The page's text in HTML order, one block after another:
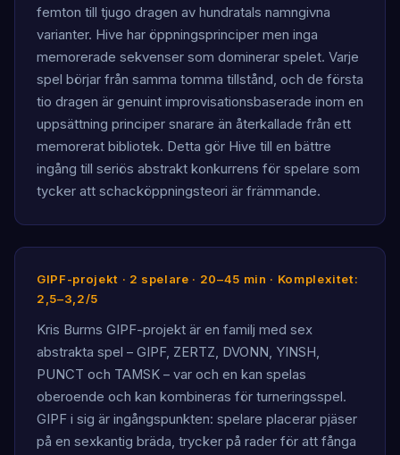
femton till tjugo dragen av hundratals namngivna
varianter. Hive har öppningsprinciper men inga
memorerade sekvenser som dominerar spelet. Varje
spel börjar från samma tomma tillstånd, och de första
tio dragen är genuint improvisationsbaserade inom en
uppsättning principer snarare än återkallade från ett
memorerat bibliotek. Detta gör Hive till en bättre
ingång till seriös abstrakt konkurrens för spelare som
tycker att schacköppningsteori är främmande.
GIPF-projekt · 2 spelare · 20–45 min · Komplexitet:
2,5–3,2/5
Kris Burms GIPF-projekt är en familj med sex
abstrakta spel – GIPF, ZERTZ, DVONN, YINSH,
PUNCT och TAMSK – var och en kan spelas
oberoende och kan kombineras för turneringsspel.
GIPF i sig är ingångspunkten: spelare placerar pjäser
på en sexkantig bräda, trycker på rader för att fånga